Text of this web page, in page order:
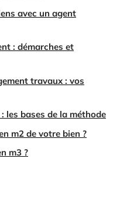
avec un agent
: démarches et
travaux : vos
les bases de la méthode
m2 de votre bien ?
m3 ?